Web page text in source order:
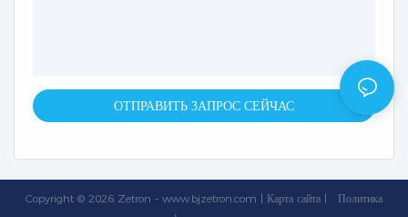
ОТПРАВИТЬ ЗАПРОС СЕЙЧАС
Copyright © 2026 Zetron - www.bjzetron.com | Карта сайта |
Политика